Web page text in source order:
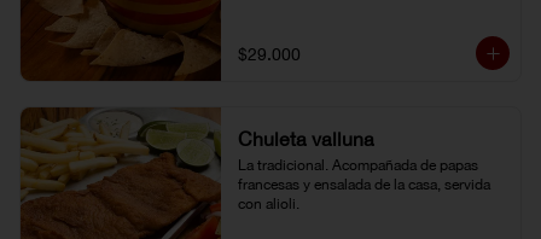
$29.000
Chuleta valluna
La tradicional. Acompañada de papas
francesas y ensalada de la casa, servida
con alioli.